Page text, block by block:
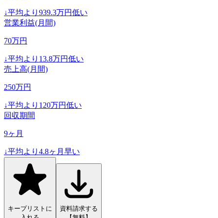
↓平均より 939.3万円低い
営業利益(月間)
70万円
↓平均より 13.8万円低い
売上高(月間)
250万円
↓平均より 120万円低い
回収期間
9ヶ月
↓平均より 4.8ヶ月早い
キープリストに
資料請求する